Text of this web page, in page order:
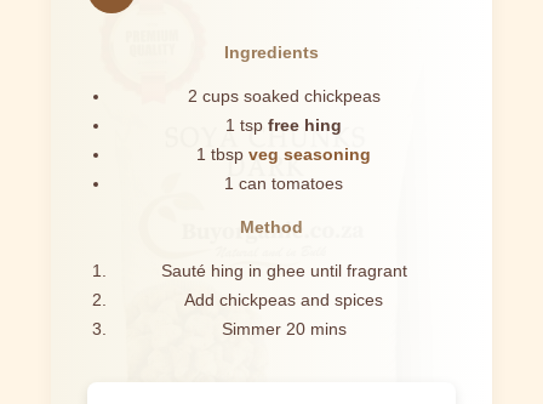
Ingredients
2 cups soaked chickpeas
1 tsp free hing
1 tbsp veg seasoning
1 can tomatoes
Method
Sauté hing in ghee until fragrant
Add chickpeas and spices
Simmer 20 mins